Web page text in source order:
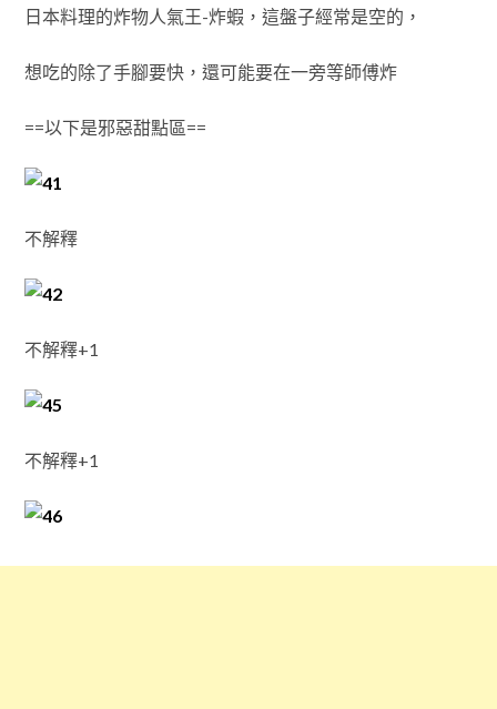
日本料理的炸物人氣王-炸蝦，這盤子經常是空的，
想吃的除了手腳要快，還可能要在一旁等師傅炸
==以下是邪惡甜點區==
不解釋
不解釋+1
不解釋+1